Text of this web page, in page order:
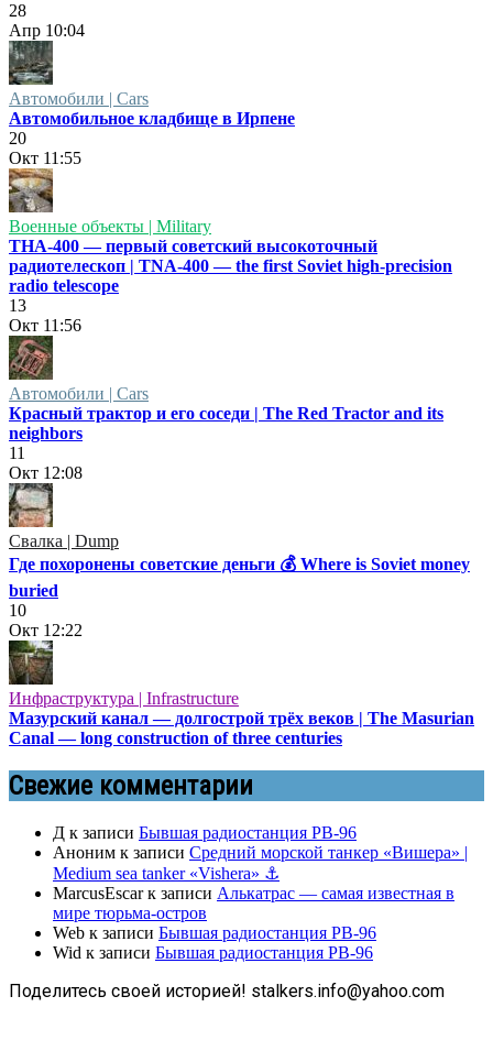
28
Апр 10:04
Автомобили | Cars
Автомобильное кладбище в Ирпене
20
Окт 11:55
Военные объекты | Military
ТНА-400 — первый советский высокоточный
радиотелескоп | TNA-400 — the first Soviet high-precision
radio telescope
13
Окт 11:56
Автомобили | Cars
Красный трактор и его соседи | The Red Tractor and its
neighbors
11
Окт 12:08
Свалка | Dump
Где похоронены советские деньги 💰 Where is Soviet money
buried
10
Окт 12:22
Инфраструктура | Infrastructure
Мазурский канал — долгострой трёх веков | The Masurian
Canal — long construction of three centuries
Свежие комментарии
Д к записи Бывшая радиостанция РВ-96
Аноним к записи Средний морской танкер «Вишера» |
Medium sea tanker «Vishera» ⚓
MarcusEscarк записи Алькатрас — самая известная в
мире тюрьма-остров
Web к записи Бывшая радиостанция РВ-96
Wid к записи Бывшая радиостанция РВ-96
Поделитесь своей историей! stalkers.info@yahoo.com